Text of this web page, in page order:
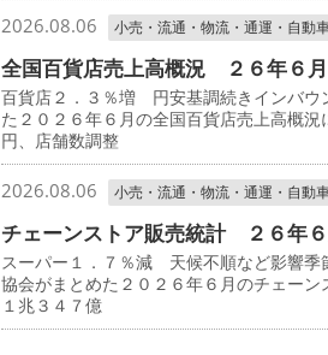
2026.08.06 小売・流通・物流・通運・自動
全国百貨店売上高概況 ２６年６月
百貨店２．３％増 円安基調続きインバ
た２０２６年６月の全国百貨店売上高概
円、店舗数調整
2026.08.06 小売・流通・物流・通運・自動
チェーンストア販売統計 ２６年
スーパー１．７％減 天候不順など影響
協会がまとめた２０２６年６月のチェー
１兆３４７億